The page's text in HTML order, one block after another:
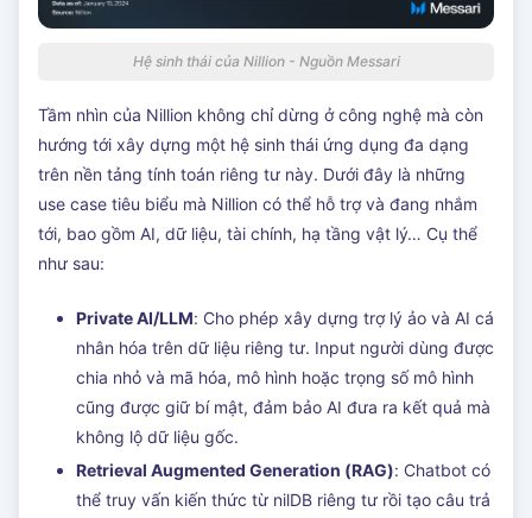
Hệ sinh thái của Nillion - Nguồn Messari
Tầm nhìn của Nillion không chỉ dừng ở công nghệ mà còn
hướng tới xây dựng một hệ sinh thái ứng dụng đa dạng
trên nền tảng tính toán riêng tư này. Dưới đây là những
use case tiêu biểu mà Nillion có thể hỗ trợ và đang nhắm
tới, bao gồm AI, dữ liệu, tài chính, hạ tầng vật lý… Cụ thể
như sau:
Private AI/LLM: Cho phép xây dựng trợ lý ảo và AI cá
nhân hóa trên dữ liệu riêng tư. Input người dùng được
chia nhỏ và mã hóa, mô hình hoặc trọng số mô hình
cũng được giữ bí mật, đảm bảo AI đưa ra kết quả mà
không lộ dữ liệu gốc.
Retrieval Augmented Generation (RAG): Chatbot có
thể truy vấn kiến thức từ nilDB riêng tư rồi tạo câu trả